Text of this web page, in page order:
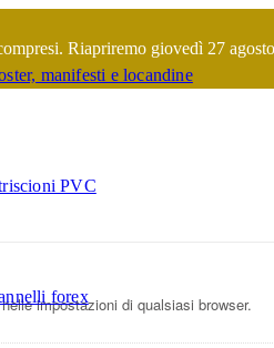
Riapriremo giovedì 27
manifesti e locandine
PVC
forex
impostazioni di qualsiasi browser.